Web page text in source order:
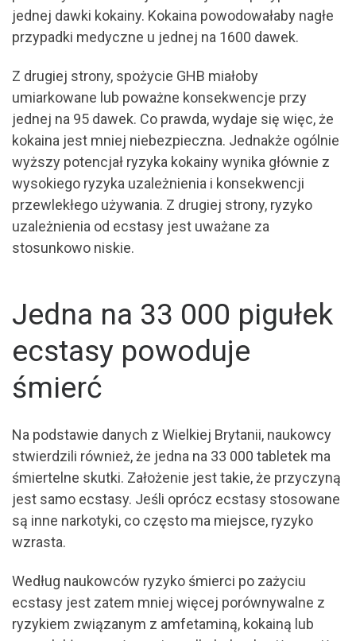
jednej dawki kokainy. Kokaina powodowałaby nagłe
przypadki medyczne u jednej na 1600 dawek.
Z drugiej strony, spożycie GHB miałoby
umiarkowane lub poważne konsekwencje przy
jednej na 95 dawek. Co prawda, wydaje się więc, że
kokaina jest mniej niebezpieczna. Jednakże ogólnie
wyższy potencjał ryzyka kokainy wynika głównie z
wysokiego ryzyka uzależnienia i konsekwencji
przewlekłego używania. Z drugiej strony, ryzyko
uzależnienia od ecstasy jest uważane za
stosunkowo niskie.
Jedna na 33 000 pigułek
ecstasy powoduje
śmierć
Na podstawie danych z Wielkiej Brytanii, naukowcy
stwierdzili również, że jedna na 33 000 tabletek ma
śmiertelne skutki. Założenie jest takie, że przyczyną
jest samo ecstasy. Jeśli oprócz ecstasy stosowane
są inne narkotyki, co często ma miejsce, ryzyko
wzrasta.
Według naukowców ryzyko śmierci po zażyciu
ecstasy jest zatem mniej więcej porównywalne z
ryzykiem związanym z amfetaminą, kokainą lub